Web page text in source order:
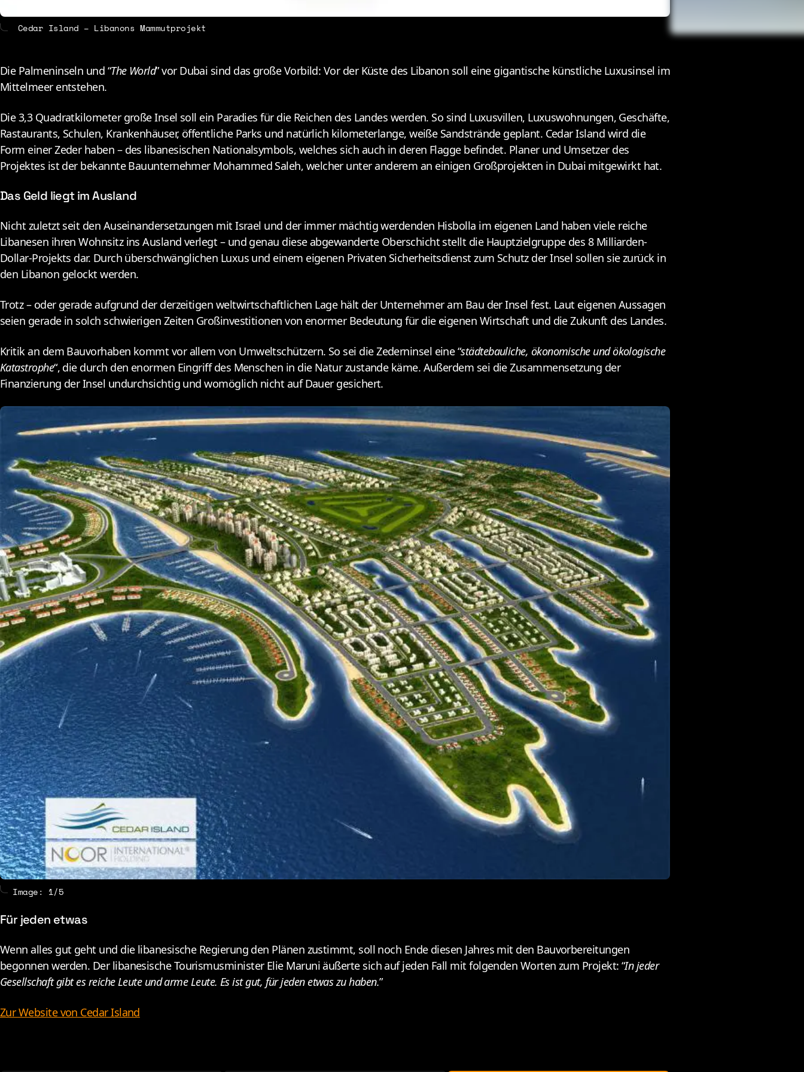
Cedar Island – Libanons Mammutprojekt
Die Palmeninseln und “The World” vor Dubai sind das große Vorbild: Vor der Küste des Libanon soll eine gigantische künstliche Luxusinsel im
Mittelmeer entstehen.
Die 3,3 Quadratkilometer große Insel soll ein Paradies für die Reichen des Landes werden. So sind Luxusvillen, Luxuswohnungen, Geschäfte,
Rastaurants, Schulen, Krankenhäuser, öffentliche Parks und natürlich kilometerlange, weiße Sandstrände geplant. Cedar Island wird die
Form einer Zeder haben – des libanesischen Nationalsymbols, welches sich auch in deren Flagge befindet. Planer und Umsetzer des
Projektes ist der bekannte Bauunternehmer Mohammed Saleh, welcher unter anderem an einigen Großprojekten in Dubai mitgewirkt hat.
Das Geld liegt im Ausland
Nicht zuletzt seit den Auseinandersetzungen mit Israel und der immer mächtig werdenden Hisbolla im eigenen Land haben viele reiche
Libanesen ihren Wohnsitz ins Ausland verlegt – und genau diese abgewanderte Oberschicht stellt die Hauptzielgruppe des 8 Milliarden-
Dollar-Projekts dar. Durch überschwänglichen Luxus und einem eigenen Privaten Sicherheitsdienst zum Schutz der Insel sollen sie zurück in
den Libanon gelockt werden.
Trotz – oder gerade aufgrund der derzeitigen weltwirtschaftlichen Lage hält der Unternehmer am Bau der Insel fest. Laut eigenen Aussagen
seien gerade in solch schwierigen Zeiten Großinvestitionen von enormer Bedeutung für die eigenen Wirtschaft und die Zukunft des Landes.
Kritik an dem Bauvorhaben kommt vor allem von Umweltschützern. So sei die Zederninsel eine “städtebauliche, ökonomische und ökologische
Katastrophe“, die durch den enormen Eingriff des Menschen in die Natur zustande käme. Außerdem sei die Zusammensetzung der
Finanzierung der Insel undurchsichtig und womöglich nicht auf Dauer gesichert.
Image: 1/5
Für jeden etwas
Wenn alles gut geht und die libanesische Regierung den Plänen zustimmt, soll noch Ende diesen Jahres mit den Bauvorbereitungen
begonnen werden. Der libanesische Tourismusminister Elie Maruni äußerte sich auf jeden Fall mit folgenden Worten zum Projekt: “In jeder
Gesellschaft gibt es reiche Leute und arme Leute. Es ist gut, für jeden etwas zu haben.”
Zur Website von Cedar Island